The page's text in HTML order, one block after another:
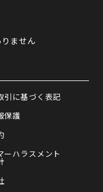
ません
引に基づく表記
保護
ーハラスメント